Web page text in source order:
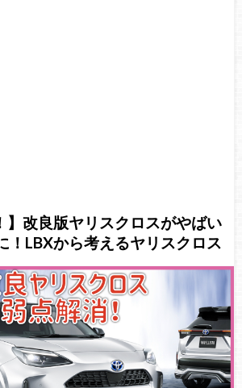
】改良版ヤリスクロスがやばい
！LBXから考えるヤリスクロス